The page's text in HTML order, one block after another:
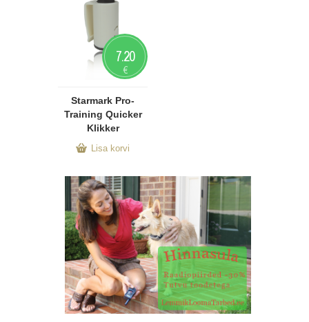
Starmark Pro-
Training Quicker
Klikker
7.20
€
Lisa korvi